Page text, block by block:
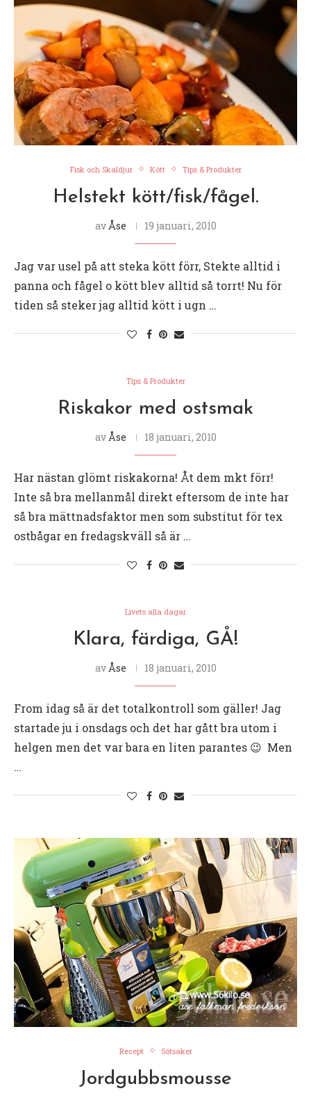
Fisk och Skaldjur Kött Tips & Produkter
Helstekt kött/fisk/fågel.
av Åse 19 januari, 2010
Jag var usel på att steka kött förr, Stekte alltid i
panna och fågel o kött blev alltid så torrt! Nu för
tiden så steker jag alltid kött i ugn …
Tips & Produkter
Riskakor med ostsmak
av Åse 18 januari, 2010
Har nästan glömt riskakorna! Åt dem mkt förr!
Inte så bra mellanmål direkt eftersom de inte har
så bra mättnadsfaktor men som substitut för tex
ostbågar en fredagskväll så är …
Livets alla dagar
Klara, färdiga, GÅ!
av Åse 18 januari, 2010
From idag så är det totalkontroll som gäller! Jag
startade ju i onsdags och det har gått bra utom i
helgen men det var bara en liten parantes 😉 Men
…
Recept Sötsaker
Jordgubbsmousse